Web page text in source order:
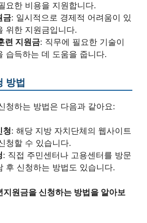
요한 비용을 지원합니다.
금: 일시적으로 경제적 어려움이 있
위한 지원금입니다.
련 지원금: 직무에 필요한 기술이
습득하는 데 도움을 줍니다.
방법
청하는 방법은 다음과 같아요:
청: 해당 지방 자치단체의 웹사이트
청할 수 있습니다.
: 직접 주민센터나 고용센터를 방문
후 신청하는 방법도 있습니다.
지원금을 신청하는 방법을 알아보